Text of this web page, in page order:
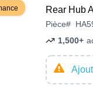
Rear Hub
Pièce#
1,500+